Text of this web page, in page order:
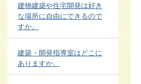
建物建築や住宅開発は好き
な場所に自由にできるので
すか。
建築・開発指導室はどこに
ありますか。